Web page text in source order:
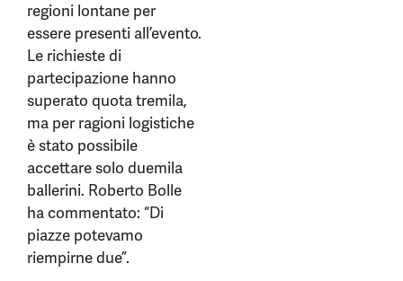
regioni lontane per
essere presenti all’evento.
Le richieste di
partecipazione hanno
superato quota tremila,
ma per ragioni logistiche
è stato possibile
accettare solo duemila
ballerini. Roberto Bolle
ha commentato: “Di
piazze potevamo
riempirne due”.